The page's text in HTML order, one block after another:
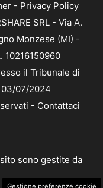
- Privacy Policy
SRL - Via A.
Monzese (MI) -
10216150960
il Tribunale di
07/2024
- Contattaci
sono gestite da
Gestione preferenze cookie